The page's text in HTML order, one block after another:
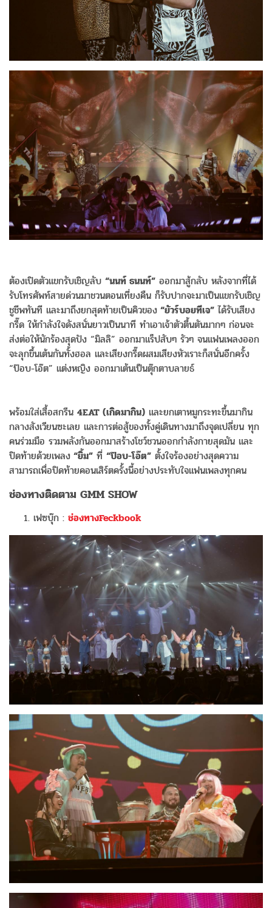
ต้องเปิดตัวแขกรับเชิญลับ “นนท์ ธนนท์” ออกมาสู้กลับ หลังจากที่ได้
รับโทรศัพท์สายด่วนมาชวนตอนเที่ยงคืน ก็รับปากจะมาเป็นแขกรับเชิญ
ชูชีพทันที และมาถึงยกสุดท้ายเป็นคิวของ “ยัวร์บอยทีเจ” ได้รับเสียง
กรี๊ด ให้กำลังใจดังสนั่นยาวเป็นนาที ทำเอาเจ้าตัวตื้นตันมากๆ ก่อนจะ
ส่งต่อให้นักร้องสุดปัง “มิลลิ” ออกมาแร็ปสับๆ รัวๆ จนแฟนเพลงออก
จะลุกขึ้นเต้นกันทั้งฮอล และเสียงกรี๊ดผสมเสียงหัวเราะก็สนั่นอีกครั้ง
“ป๊อบ-โอ๊ต” แต่งหญิง ออกมาเต้นเป็นตุ๊กตาบลายธ์
พร้อมใส่เสื้อสกรีน 4EAT (เกิดมากิน) และยกเตาหมูกระทะขึ้นมากิน
กลางสังเวียนซะเลย และการต่อสู้ของทั้งคู่เดินทางมาถึงจุดเปลี่ยน ทุก
คนร่วมมือ รวมพลังกันออกมาสร้างโชว์ชวนออกกำลังกายสุดมัน และ
ปิดท้ายด้วยเพลง “ยิ้ม” ที่ “ป๊อบ-โอ๊ต” ตั้งใจร้องอย่างสุดความ
สามารถเพื่อปิดท้ายคอนเสิร์ตครั้งนี้อย่างประทับใจแฟนเพลงทุกคน
ช่องทางติดตาม GMM SHOW
เฟซบุ๊ก : ช่องทางFeckbook